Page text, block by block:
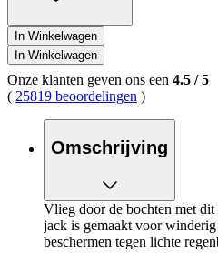
In Winkelwagen
In Winkelwagen
Onze klanten geven ons een 4.5 /5
( 25819 beoordelingen )
Omschrijving
Vlieg door de bochten met
jack is gemaakt voor
beschermen tegen lichte